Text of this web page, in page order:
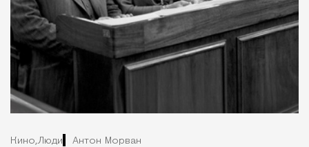
Кино,Люди Антон Морван